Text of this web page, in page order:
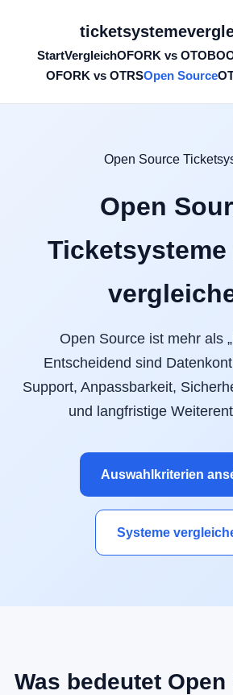
StartVergleichOFORK vs OTOBO
OFORK vs OTRSOpen Source
Open Source
Open
Open Source ist mehr als
Entscheidend sind
Support, Anpassbarkeit,
und langfristige
Auswahlkriterien
Systeme
Was bedeutet Open